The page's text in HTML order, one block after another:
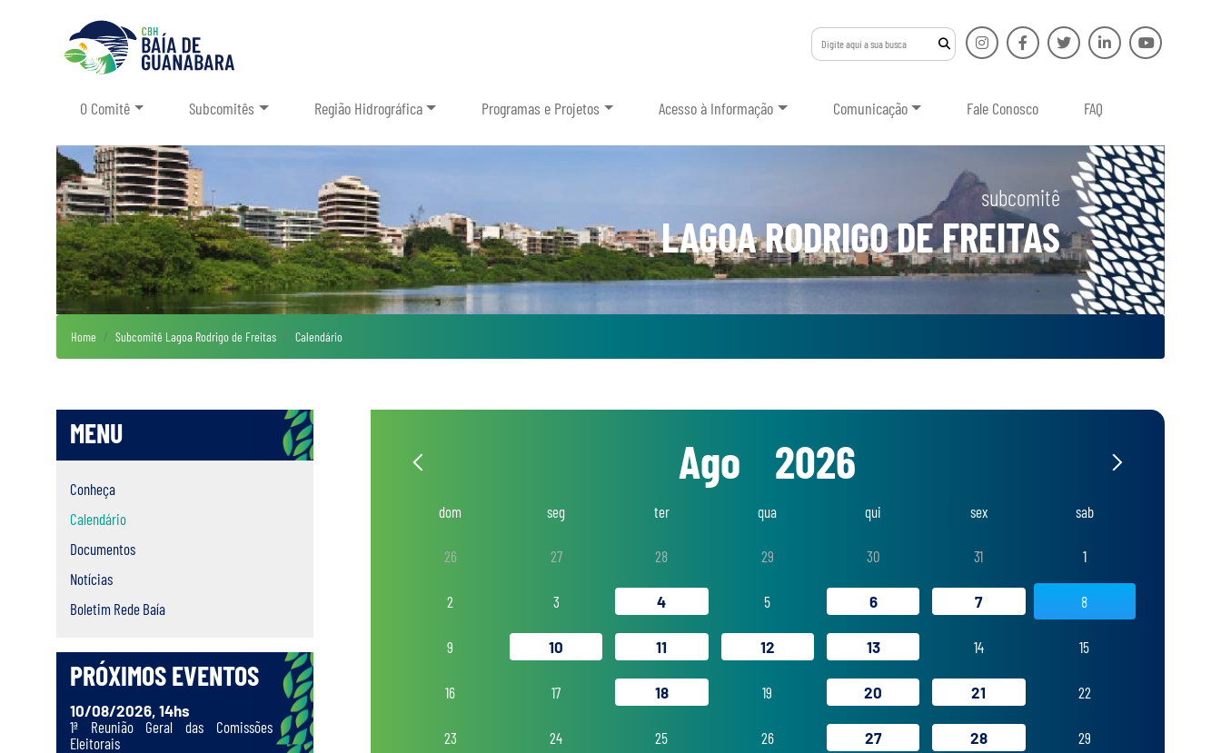
O Comitê Subcomitês Região Hidrográfica Programas e Projetos Acesso à Informação Comunicação Fale Conosco FAQ
subcomitê
LAGOA RODRIGO DE FREITAS
Home Subcomitê Lagoa Rodrigo de Freitas Calendário
MENU
Conheça
Calendário
Documentos
Notícias
Boletim Rede Baía
PRÓXIMOS EVENTOS
10/08/2026, 14hs
1ª Reunião Geral das Comissões
Eleitorais
Ago 2026
dom seg ter qua qui sex sab
26 27 28 29 30 31 1
2 3 4 5 6 7 8
9 10 11 12 13 14 15
16 17 18 19 20 21 22
23 24 25 26 27 28 29